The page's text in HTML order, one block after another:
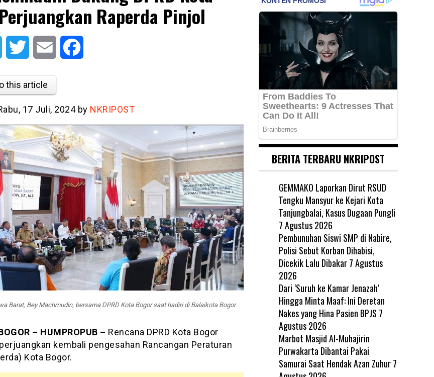
Raperda Pinjol
Telegram Twitter Email
this article
17 Juli, 2024 by NKRIPOST
Barat, Bey Machmudin, bersama DPRD Kota Bogor saat hadiri di Balaikota Bogor.
– HUMPROPUB – Rencana DPRD Kota Bogor
kembali pengesahan Rancangan Peraturan
Kota Bogor.
BERITA TERBARU NKRIPOST
GEMMAKO Laporkan Dirut RSUD
Tengku Mansyur ke Kejari Kota
Tanjungbalai, Kasus Dugaan Pungli
7 Agustus 2026
Pembunuhan Siswi SMP di Nabire,
Polisi Sebut Korban Dihabisi,
Dicekik Lalu Dibakar 7 Agustus
2026
Dari ‘Suruh ke Kamar Jenazah’
Hingga Minta Maaf: Ini Deretan
Nakes yang Hina Pasien BPJS 7
Agustus 2026
Marbot Masjid Al-Muhajirin
Purwakarta Dibantai Pakai
Samurai Saat Hendak Azan Zuhur 7